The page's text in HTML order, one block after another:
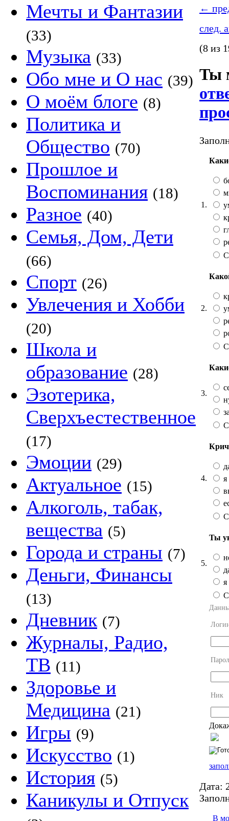
Мечты и Фантазии
(33)
Музыка (33)
Обо мне и О нас (39)
О моём блоге (8)
Политика и
Общество (70)
Прошлое и
Воспоминания (18)
Разное (40)
Семья, Дом, Дети
(66)
Спорт (26)
Увлечения и Хобби
(20)
Школа и
образование (28)
Эзотерика,
Сверхъестественное
(17)
Эмоции (29)
Актуальное (15)
Алкоголь, табак,
вещества (5)
Города и страны (7)
Деньги, Финансы
(13)
Дневник (7)
Журналы, Радио,
ТВ (11)
Здоровье и
Медицина (21)
Игры (9)
Искусство (1)
История (5)
Каникулы и Отпуск
←
след.
(8 из
Ты
1.
2.
3.
4.
5.
Ты
я
Ник
Дата:
В